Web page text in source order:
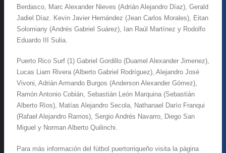
Berdasco, Marc Alexander Nieves (Adrián Alejandro Díaz), Gerald
Jadiel Díaz. Kevin Javier Hernández (Jean Carlos Morales), Eitan
Solomiany (Andrés Gabriel Suárez), Ian Raúl Martínez y Rodolfo
Eduardo III Sulia.
Puerto Rico Surf (1) Gabriel Gordillo (Duamel Alexander Jimenez),
Lucas Liam Rivera (Alberto Gabriel Rodríguez), Alejandro José
Vivoni, Adrián Armando Burgos (Anderson Alexander Gómez),
Ramón Antonio Cobián, Sebastián León Marquina (Sebastián
Alberto Ríos), Matías Alejandro Secola, Nathanael Darío Franqui
(Rafael Alejandro Ramos), Sergio Andrés Navarro, Diego San
Miguel y Norman Alberto Quilinchi.
Para más información del fútbol puertorriqueño visita la página